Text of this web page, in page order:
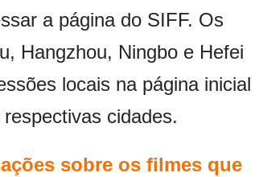
a página do SIFF. Os
Hangzhou, Ningbo e Hefei
locais na página inicial
cidades.
sobre os filmes que